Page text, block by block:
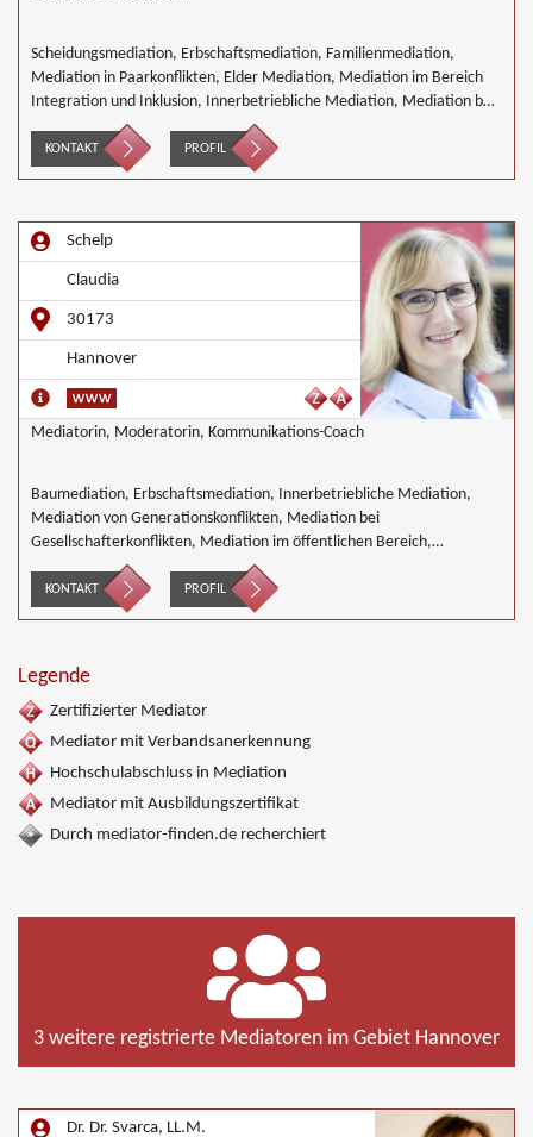
Scheidungsmediation, Erbschaftsmediation, Familienmediation,
Mediation in Paarkonflikten, Elder Mediation, Mediation im Bereich
Integration und Inklusion, Innerbetriebliche Mediation, Mediation bei
Team- und Gruppenkonflikten, Schulmediation
KONTAKT PROFIL
Schelp
Claudia
30173
Hannover
Mediatorin, Moderatorin, Kommunikations-Coach
Baumediation, Erbschaftsmediation, Innerbetriebliche Mediation,
Mediation von Generationskonflikten, Mediation bei
Gesellschafterkonflikten, Mediation im öffentlichen Bereich,
Mediation bei Team- und Gruppenkonflikten, Mediation von
Unternehmensnachfolgen, Mediation in der Wohnungswirtschaft,
Nachbarschaftsmediation, Umweltmediation, Wirtschaftsmediation
KONTAKT PROFIL
Legende
Zertifizierter Mediator
Mediator mit Verbandsanerkennung
Hochschulabschluss in Mediation
Mediator mit Ausbildungszertifikat
Durch mediator-finden.de recherchiert
3 weitere registrierte Mediatoren im Gebiet Hannover
Dr. Dr. Svarca, LL.M.